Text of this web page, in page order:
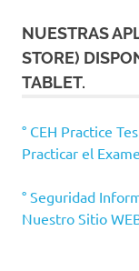
NUESTRAS
STORE)
TABLET.
° CEH Practice
Practicar el
° Seguridad
Nuestro Sitio